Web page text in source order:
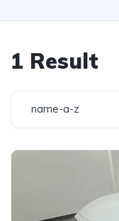
1 Result
name-a-z